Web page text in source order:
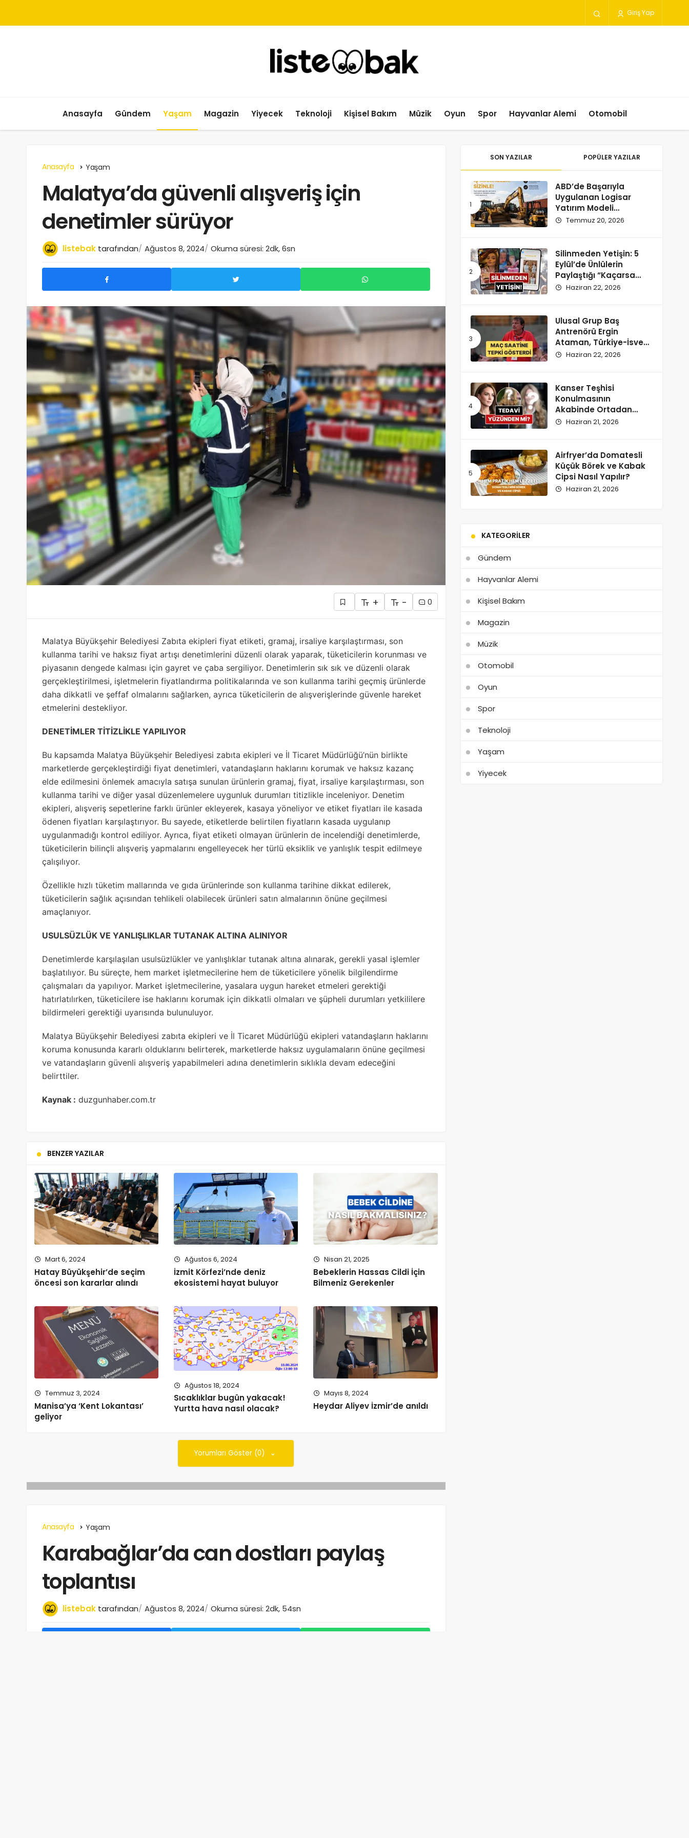
Giriş Yap
Anasayfa Gündem Yaşam Magazin Yiyecek Teknoloji Kişisel Bakım Müzik Oyun Spor Hayvanlar Alemi Otomobil
Anasayfa Yaşam
Malatya’da güvenli alışveriş için
denetimler sürüyor
listebak tarafından Ağustos 8, 2024 Okuma süresi: 2dk, 6sn
+ - 0
Malatya Büyükşehir Belediyesi Zabıta ekipleri fiyat etiketi, gramaj, irsaliye karşılaştırması, son
kullanma tarihi ve haksız fiyat artışı denetimlerini düzenli olarak yaparak, tüketicilerin korunması ve
piyasanın dengede kalması için gayret ve çaba sergiliyor. Denetimlerin sık sık ve düzenli olarak
gerçekleştirilmesi, işletmelerin fiyatlandırma politikalarında ve son kullanma tarihi geçmiş ürünlerde
daha dikkatli ve şeffaf olmalarını sağlarken, ayrıca tüketicilerin de alışverişlerinde güvenle hareket
etmelerini destekliyor.
DENETİMLER TİTİZLİKLE YAPILIYOR
Bu kapsamda Malatya Büyükşehir Belediyesi zabıta ekipleri ve İl Ticaret Müdürlüğü’nün birlikte
marketlerde gerçekleştirdiği fiyat denetimleri, vatandaşların haklarını korumak ve haksız kazanç
elde edilmesini önlemek amacıyla satışa sunulan ürünlerin gramaj, fiyat, irsaliye karşılaştırması, son
kullanma tarihi ve diğer yasal düzenlemelere uygunluk durumları titizlikle inceleniyor. Denetim
ekipleri, alışveriş sepetlerine farklı ürünler ekleyerek, kasaya yöneliyor ve etiket fiyatları ile kasada
ödenen fiyatları karşılaştırıyor. Bu sayede, etiketlerde belirtilen fiyatların kasada uygulanıp
uygulanmadığı kontrol ediliyor. Ayrıca, fiyat etiketi olmayan ürünlerin de incelendiği denetimlerde,
tüketicilerin bilinçli alışveriş yapmalarını engelleyecek her türlü eksiklik ve yanlışlık tespit edilmeye
çalışılıyor.
Özellikle hızlı tüketim mallarında ve gıda ürünlerinde son kullanma tarihine dikkat edilerek,
tüketicilerin sağlık açısından tehlikeli olabilecek ürünleri satın almalarının önüne geçilmesi
amaçlanıyor.
USULSÜZLÜK VE YANLIŞLIKLAR TUTANAK ALTINA ALINIYOR
Denetimlerde karşılaşılan usulsüzlükler ve yanlışlıklar tutanak altına alınarak, gerekli yasal işlemler
başlatılıyor. Bu süreçte, hem market işletmecilerine hem de tüketicilere yönelik bilgilendirme
çalışmaları da yapılıyor. Market işletmecilerine, yasalara uygun hareket etmeleri gerektiği
hatırlatılırken, tüketicilere ise haklarını korumak için dikkatli olmaları ve şüpheli durumları yetkililere
bildirmeleri gerektiği uyarısında bulunuluyor.
Malatya Büyükşehir Belediyesi zabıta ekipleri ve İl Ticaret Müdürlüğü ekipleri vatandaşların haklarını
koruma konusunda kararlı olduklarını belirterek, marketlerde haksız uygulamaların önüne geçilmesi
ve vatandaşların güvenli alışveriş yapabilmeleri adına denetimlerin sıklıkla devam edeceğini
belirttiler.
Kaynak : duzgunhaber.com.tr
BENZER YAZILAR
Mart 6, 2024
Hatay Büyükşehir’de seçim
öncesi son kararlar alındı
Ağustos 6, 2024
İzmit Körfezi’nde deniz
ekosistemi hayat buluyor
Nisan 21, 2025
Bebeklerin Hassas Cildi İçin
Bilmeniz Gerekenler
Temmuz 3, 2024
Manisa’ya ‘Kent Lokantası’
geliyor
Ağustos 18, 2024
Sıcaklıklar bugün yakacak!
Yurtta hava nasıl olacak?
Mayıs 8, 2024
Heydar Aliyev İzmir’de anıldı
Yorumları Göster (0)
Anasayfa Yaşam
Karabağlar’da can dostları paylaş
toplantısı
listebak tarafından Ağustos 8, 2024 Okuma süresi: 2dk, 54sn
SON YAZILAR POPÜLER YAZILAR
ABD’de Başarıyla
Uygulanan Logisar
Yatırım Modeli
Türkiye’ye Geliyor
Temmuz 20, 2026
Silinmeden Yetişin: 5
Eylül’de Ünlülerin
Paylaştığı “Kaçarsa
Yazık Olur” Temalı
Haziran 22, 2026
Ulusal Grup Baş
Antrenörü Ergin
Ataman, Türkiye-İsveç
Maçı Saatine
Haziran 22, 2026
Kanser Teşhisi
Konulmasının
Akabinde Ortadan
Kaybolan Kate
Doğurdu
Haziran 21, 2026
Airfryer’da Domatesli
Küçük Börek ve Kabak
Cipsi Nasıl Yapılır?
Haziran 21, 2026
KATEGORILER
Gündem
Hayvanlar Alemi
Kişisel Bakım
Magazin
Müzik
Otomobil
Oyun
Spor
Teknoloji
Yaşam
Yiyecek